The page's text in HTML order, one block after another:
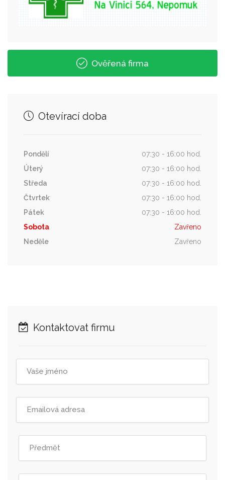
Ověřená firma
Otevírací doba
Pondělí
07:30 - 16:00 hod.
Úterý
07:30 - 16:00 hod.
Středa
07:30 - 16:00 hod.
Čtvrtek
07:30 - 16:00 hod.
Pátek
07:30 - 16:00 hod.
Sobota
Zavřeno
Neděle
Zavřeno
Kontaktovat firmu